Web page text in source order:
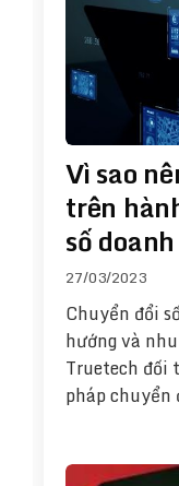
Vì sao
trên
số
27/03/2023
Chuyển đổi
hướng và
Truetech đối
pháp